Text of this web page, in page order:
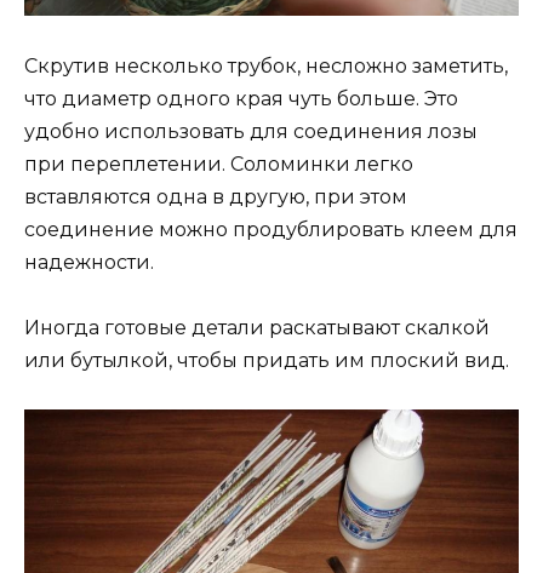
Скрутив несколько трубок, несложно заметить,
что диаметр одного края чуть больше. Это
удобно использовать для соединения лозы
при переплетении. Соломинки легко
вставляются одна в другую, при этом
соединение можно продублировать клеем для
надежности.
Иногда готовые детали раскатывают скалкой
или бутылкой, чтобы придать им плоский вид.